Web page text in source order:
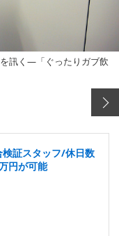
訊く―「ぐったりガブ飲
証スタッフ/休日数
円が可能